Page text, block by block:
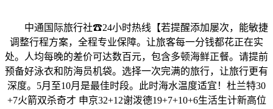
中通国际旅行社☎24小时热线【若提醒添加屡次，能敏捷
调整行程方案，全程专业保障。让旅客每一分钱都花正在实
处。人均每晚的差价可达数百元，包含多顿海鲜正餐。请提前
预备好泳衣和防海员机袋。选择一次完满的旅行，让旅行更有
深度。5月至10月是最佳时段。此时海水温度适宜！杜兰特30
+7火箭双杀奇才 申京32+12谢泼德19+7+10+6生活生计新高位